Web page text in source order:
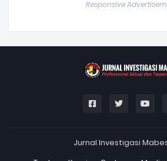
Responsive
Jurnal Investigasi